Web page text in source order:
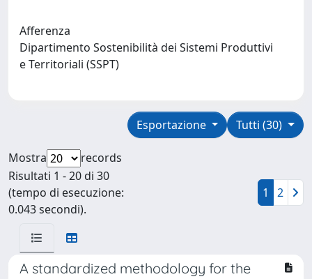
Afferenza
Dipartimento Sostenibilità dei Sistemi Produttivi
e Territoriali (SSPT)
Tutti (30)
Esportazione
Mostra
records
Risultati 1 - 20 di 30
(tempo di esecuzione:
0.043 secondi).
1 2
A standardized methodology for the